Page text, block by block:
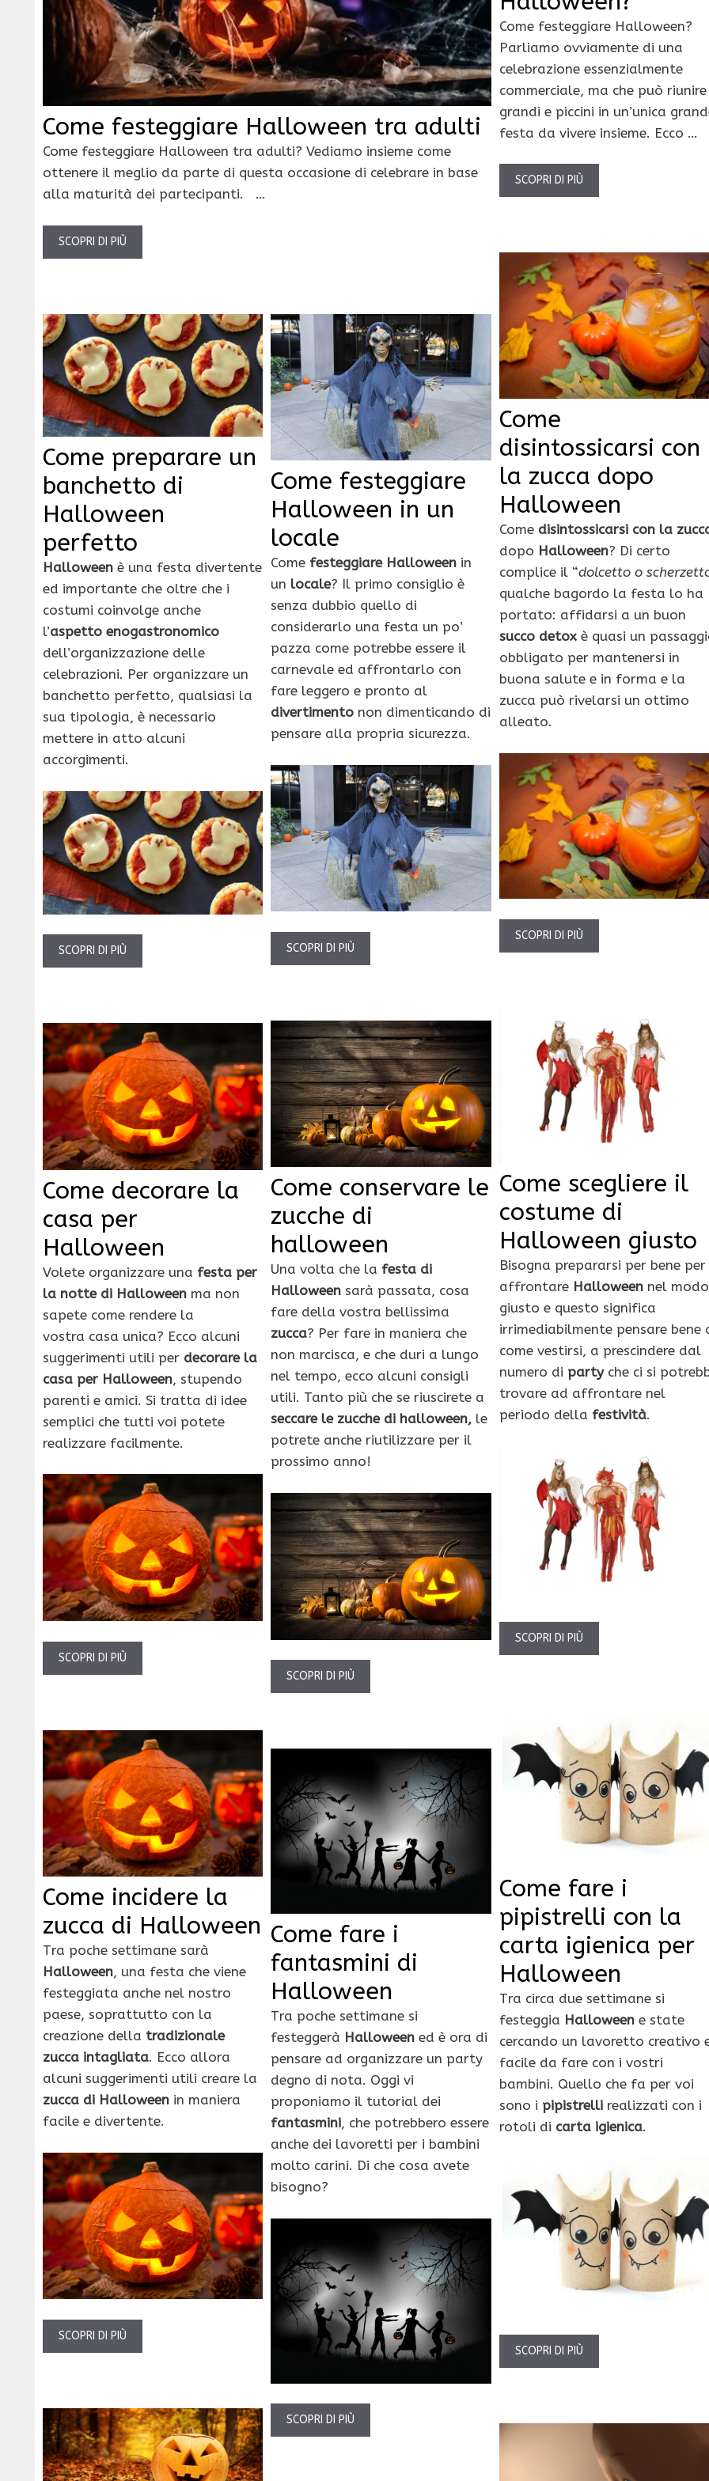
Come festeggiare Halloween tra adulti
Come festeggiare Halloween tra adulti? Vediamo insieme come
ottenere il meglio da parte di questa occasione di celebrare in base
alla maturità dei partecipanti. …
SCOPRI DI PIÙ
Come festeggiare Halloween?
Parliamo ovviamente di una
celebrazione essenzialmente
commerciale, ma che può riunire
grandi e piccini in un’unica
festa da vivere insieme. Ecco …
SCOPRI DI PIÙ
Come
disintossicarsi con
la zucca dopo
Halloween
Come disintossicarsi con la
dopo Halloween? Di certo
complice il “dolcetto o
qualche bagordo la festa lo ha
portato: affidarsi a un buon
succo detoxè quasi un
obbligato per mantenersi in
buona salute e in forma e la
zucca può rivelarsi un ottimo
alleato.
SCOPRI DI PIÙ
Come preparare un
banchetto di
Halloween
perfetto
Halloween è una festa divertente
ed importante che oltre che i
costumi coinvolge anche
l’aspetto enogastronomico
dell’organizzazione delle
celebrazioni. Per organizzare un
banchetto perfetto, qualsiasi la
sua tipologia, è necessario
mettere in atto alcuni
accorgimenti.
SCOPRI DI PIÙ
Come festeggiare
Halloween in un
locale
Come festeggiare Halloween in
un locale? Il primo consiglio è
senza dubbio quello di
considerarlo una festa un po’
pazza come potrebbe essere il
carnevale ed affrontarlo con
fare leggero e pronto al
divertimento non dimenticando di
pensare alla propria sicurezza.
SCOPRI DI PIÙ
Come scegliere il
costume di
Halloween giusto
Bisogna prepararsi per bene per
affrontare Halloweennel modo
giusto e questo significa
irrimediabilmente pensare bene
come vestirsi, a prescindere dal
numero di partyche ci si
trovare ad affrontare nel
periodo della festività.
SCOPRI DI PIÙ
Come conservare le
zucche di
halloween
Una volta che la festa di
Halloween sarà passata, cosa
fare della vostra bellissima
zucca? Per fare in maniera che
non marcisca, e che duri a lungo
nel tempo, ecco alcuni consigli
utili. Tanto più che se riuscirete a
seccare le zucche di halloween, le
potrete anche riutilizzare per il
prossimo anno!
SCOPRI DI PIÙ
Come decorare la
casa per
Halloween
Volete organizzare una festa per
la notte di Halloween ma non
sapete come rendere la
vostra casa unica? Ecco alcuni
suggerimenti utili per decorare la
casa per Halloween, stupendo
parenti e amici. Si tratta di idee
semplici che tutti voi potete
realizzare facilmente.
SCOPRI DI PIÙ
Come fare i
pipistrelli con la
carta igienica per
Halloween
Tra circa due settimane si
festeggia Halloweene state
cercando un lavoretto creativo
facile da fare con i vostri
bambini. Quello che fa per voi
sono i pipistrellirealizzati con i
rotoli di carta igienica.
SCOPRI DI PIÙ
Come incidere la
zucca di Halloween
Tra poche settimane sarà
Halloween, una festa che viene
festeggiata anche nel nostro
paese, soprattutto con la
creazione della tradizionale
zucca intagliata. Ecco allora
alcuni suggerimenti utili creare la
zucca di Halloween in maniera
facile e divertente.
SCOPRI DI PIÙ
Come fare i
fantasmini di
Halloween
Tra poche settimane si
festeggerà Halloween ed è ora di
pensare ad organizzare un party
degno di nota. Oggi vi
proponiamo il tutorial dei
fantasmini, che potrebbero essere
anche dei lavoretti per i bambini
molto carini. Di che cosa avete
bisogno?
SCOPRI DI PIÙ